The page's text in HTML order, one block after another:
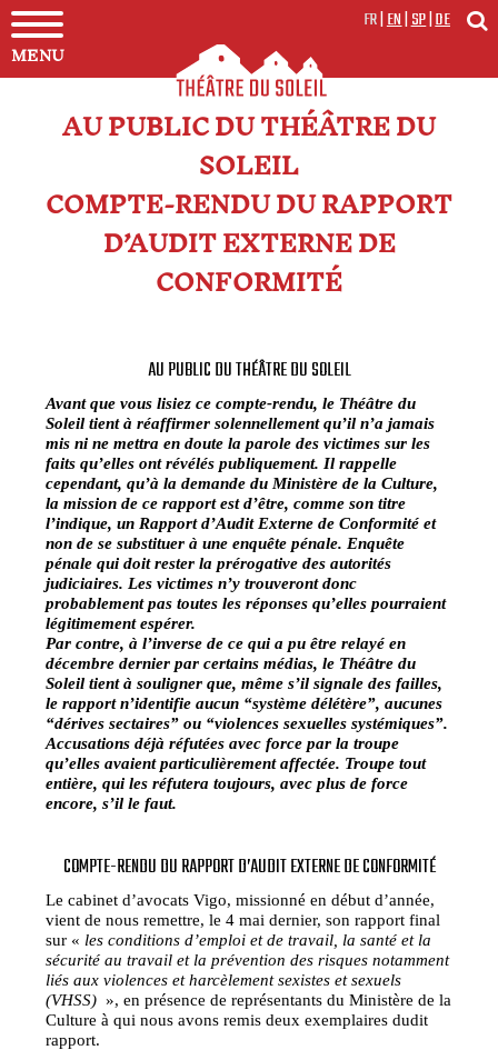
MENU
FR|EN|SP|DE
AU PUBLIC DU THÉÂTRE DU
SOLEIL
COMPTE-RENDU DU RAPPORT
D’AUDIT EXTERNE DE
CONFORMITÉ
AU PUBLIC DU THÉÂTRE DU SOLEIL
Avant que vous lisiez ce compte-rendu, le Théâtre du
Soleil tient à réaffirmer solennellement qu’il n’a jamais
mis ni ne mettra en doute la parole des victimes sur les
faits qu’elles ont révélés publiquement. Il rappelle
cependant, qu’à la demande du Ministère de la Culture,
la mission de ce rapport est d’être, comme son titre
l’indique, un Rapport d’Audit Externe de Conformité et
non de se substituer à une enquête pénale. Enquête
pénale qui doit rester la prérogative des autorités
judiciaires. Les victimes n’y trouveront donc
probablement pas toutes les réponses qu’elles pourraient
légitimement espérer.
Par contre, à l’inverse de ce qui a pu être relayé en
décembre dernier par certains médias, le Théâtre du
Soleil tient à souligner que, même s’il signale des failles,
le rapport n’identifie aucun “système délétère”, aucunes
“dérives sectaires” ou “violences sexuelles systémiques”.
Accusations déjà réfutées avec force par la troupe
qu’elles avaient particulièrement affectée. Troupe tout
entière, qui les réfutera toujours, avec plus de force
encore, s’il le faut.
COMPTE-RENDU DU RAPPORT D’AUDIT EXTERNE DE CONFORMITÉ
Le cabinet d’avocats Vigo, missionné en début d’année,
vient de nous remettre, le 4 mai dernier, son rapport final
sur « les conditions d’emploi et de travail, la santé et la
sécurité au travail et la prévention des risques notamment
liés aux violences et harcèlement sexistes et sexuels
(VHSS) », en présence de représentants du Ministère de la
Culture à qui nous avons remis deux exemplaires dudit
rapport.